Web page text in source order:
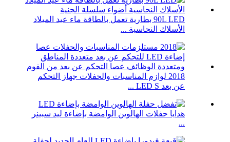
90L LED بطارية تعمل بالطاقة ماء عيد الميلاد
الأسلاك النحاسية ...
2018 لوازم المناسبات والحفلات جهاز التحكم
عن بعد LED S ...
هدايا حفلات الهالوين الوامضة بإضاءة ليد سبينر
...